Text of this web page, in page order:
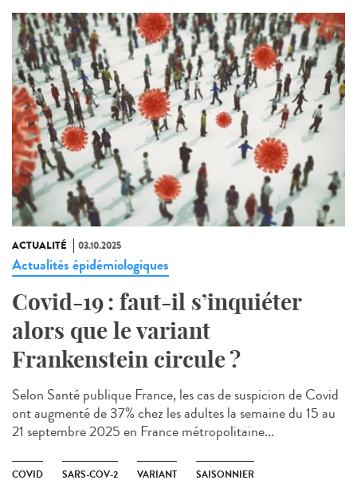
ACTUALITÉ 03.10.2025
Actualités épidémiologiques
Covid-19 : faut-il s’inquiéter
alors que le variant
Frankenstein circule ?
Selon Santé publique France, les cas de suspicion de Covid
ont augmenté de 37% chez les adultes la semaine du 15 au
21 septembre 2025 en France métropolitaine...
COVID SARS-COV-2 VARIANT SAISONNIER